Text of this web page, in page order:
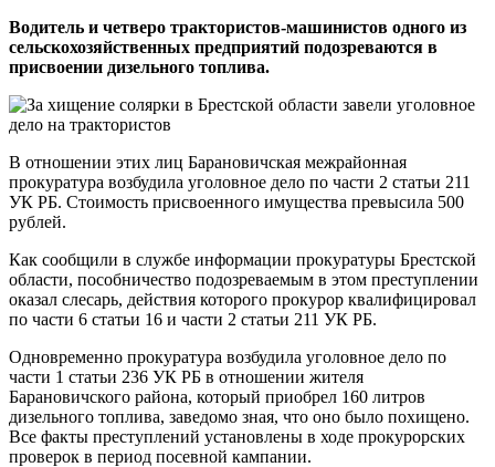
Водитель и четверо трактористов-машинистов одного из
сельскохозяйственных предприятий подозреваются в
присвоении дизельного топлива.
В отношении этих лиц Барановичская межрайонная
прокуратура возбудила уголовное дело по части 2 статьи 211
УК РБ. Стоимость присвоенного имущества превысила 500
рублей.
Как сообщили в службе информации прокуратуры Брестской
области, пособничество подозреваемым в этом преступлении
оказал слесарь, действия которого прокурор квалифицировал
по части 6 статьи 16 и части 2 статьи 211 УК РБ.
Одновременно прокуратура возбудила уголовное дело по
части 1 статьи 236 УК РБ в отношении жителя
Барановичского района, который приобрел 160 литров
дизельного топлива, заведомо зная, что оно было похищено.
Все факты преступлений установлены в ходе прокурорских
проверок в период посевной кампании.